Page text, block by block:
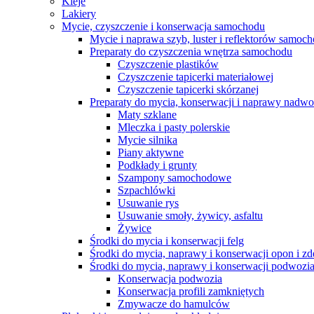
Lakiery
Mycie, czyszczenie i konserwacja samochodu
Mycie i naprawa szyb, luster i reflektorów
Preparaty do czyszczenia wnętrza samochodu
Czyszczenie plastików
Czyszczenie tapicerki materiałowej
Czyszczenie tapicerki skórzanej
Preparaty do mycia, konserwacji i naprawy
Maty szklane
Mleczka i pasty polerskie
Mycie silnika
Piany aktywne
Podkłady i grunty
Szampony samochodowe
Szpachlówki
Usuwanie rys
Usuwanie smoły, żywicy, asfaltu
Żywice
Środki do mycia i konserwacji felg
Środki do mycia, naprawy i konserwacji opon i
Środki do mycia, naprawy i konserwacji podwozia
Konserwacja podwozia
Konserwacja profili zamkniętych
Zmywacze do hamulców